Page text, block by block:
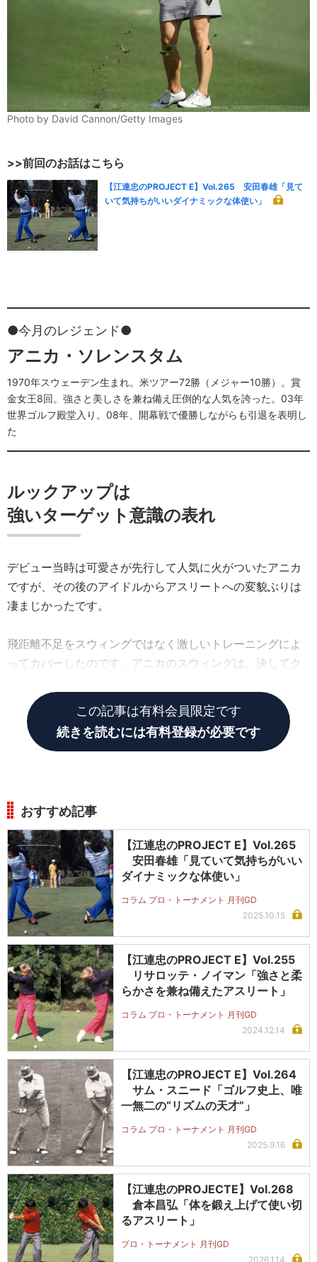
Photo by David Cannon/Getty Images
>>前回のお話はこちら
【江連忠のPROJECT E】Vol.265 安田春雄「見て
いて気持ちがいいダイナミックな体使い」
●今月のレジェンド●
アニカ・ソレンスタム
1970年スウェーデン生まれ。米ツアー72勝（メジャー10勝）。賞
金女王8回。強さと美しさを兼ね備え圧倒的な人気を誇った。03年
世界ゴルフ殿堂入り。08年、開幕戦で優勝しながらも引退を表明し
た
ルックアップは
強いターゲット意識の表れ
デビュー当時は可愛さが先行して人気に火がついたアニカ
ですが、その後のアイドルからアスリートへの変貌ぶりは
凄まじかったです。
飛距離不足をスウィングではなく激しいトレーニングによ
ってカバーしたのです。アニカのスウィングは、決してク
この記事は有料会員限定です
続きを読むには有料登録が必要です
おすすめ記事
【江連忠のPROJECT E】Vol.265
安田春雄「見ていて気持ちがいい
ダイナミックな体使い」
コラム プロ・トーナメント 月刊GD
2025.10.15
【江連忠のPROJECT E】Vol.255
リサロッテ・ノイマン「強さと柔
らかさを兼ね備えたアスリート」
コラム プロ・トーナメント 月刊GD
2024.12.14
【江連忠のPROJECT E】Vol.264
サム・スニード「ゴルフ史上、唯
一無二の“リズムの天才”」
コラム プロ・トーナメント 月刊GD
2025.9.16
【江連忠のPROJECTE】Vol.268
倉本昌弘「体を鍛え上げて使い切
るアスリート」
プロ・トーナメント 月刊GD
2026.1.14